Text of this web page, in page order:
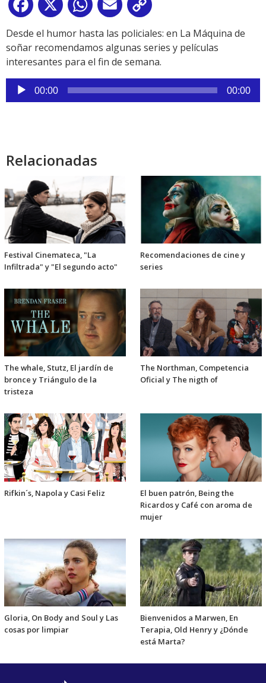
Facebook
X WhatsApp
Email
Link
Desde el humor hasta las policiales: en La Máquina de
soñar recomendamos algunas series y películas
interesantes para el fin de semana.
Reproductor
de
00:00 00:00
Relacionadas
Festival Cinemateca, "La
Infiltrada" y "El segundo acto"
Recomendaciones de cine y
series
The whale, Stutz, El jardín de
bronce y Triángulo de la
tristeza
The Northman, Competencia
Oficial y The nigth of
Rifkin´s, Napola y Casi Feliz
El buen patrón, Being the
Ricardos y Café con aroma de
mujer
Gloria, On Body and Soul y Las
cosas por limpiar
Bienvenidos a Marwen, En
Terapia, Old Henry y ¿Dónde
está Marta?